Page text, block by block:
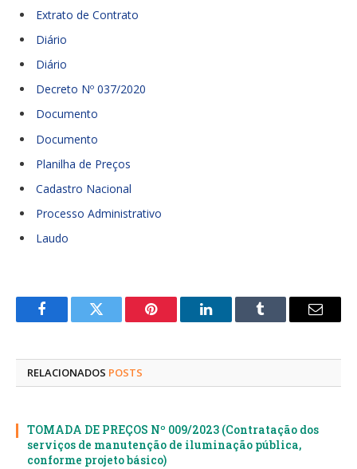
Extrato de Contrato
Diário
Diário
Decreto Nº 037/2020
Documento
Documento
Planilha de Preços
Cadastro Nacional
Processo Administrativo
Laudo
FacebookTwitter Pinterest LinkedInTumblr
E-
RELACIONADOS POSTS
TOMADA DE PREÇOS Nº 009/2023 (Contratação dos
serviços de manutenção de iluminação pública,
conforme projeto básico)